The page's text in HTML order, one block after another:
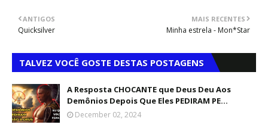
MAIS RECENTES
Minha estrela - Mon*Star
ANTIGOS
Quicksilver
TALVEZ VOCÊ GOSTE DESTAS POSTAGENS
A Resposta CHOCANTE que Deus Deu Aos
Demônios Depois Que Eles PEDIRAM PE...
December 02, 2024